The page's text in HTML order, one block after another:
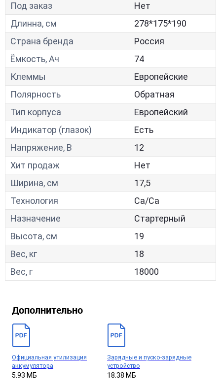
Под заказ
Нет
Длинна, см
278*175*190
Страна бренда
Россия
Ёмкость, Ач
74
Клеммы
Европейские
Полярность
Обратная
Тип корпуса
Европейский
Индикатор (глазок)
Есть
Напряжение, В
12
Хит продаж
Нет
Ширина, см
17,5
Технология
Са/Са
Назначение
Стартерный
Высота, см
19
Вес, кг
18
Вес, г
18000
Дополнительно
Официальная утилизация
аккумулятора
5.93 МБ
Зарядные и пуско-зарядные
устройство
18.38 МБ